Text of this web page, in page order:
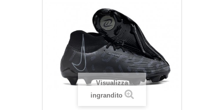
Visualizza
ingrandito